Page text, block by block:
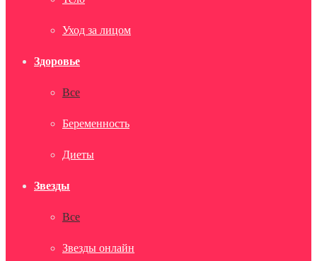
Уход за лицом
Здоровье
Все
Беременность
Диеты
Звезды
Все
Звезды онлайн